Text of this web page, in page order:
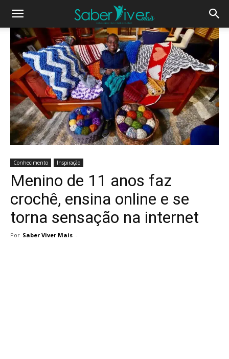
Conhecimento Inspiração
Menino de 11 anos faz
crochê, ensina online e se
torna sensação na internet
Por Saber Viver Mais -